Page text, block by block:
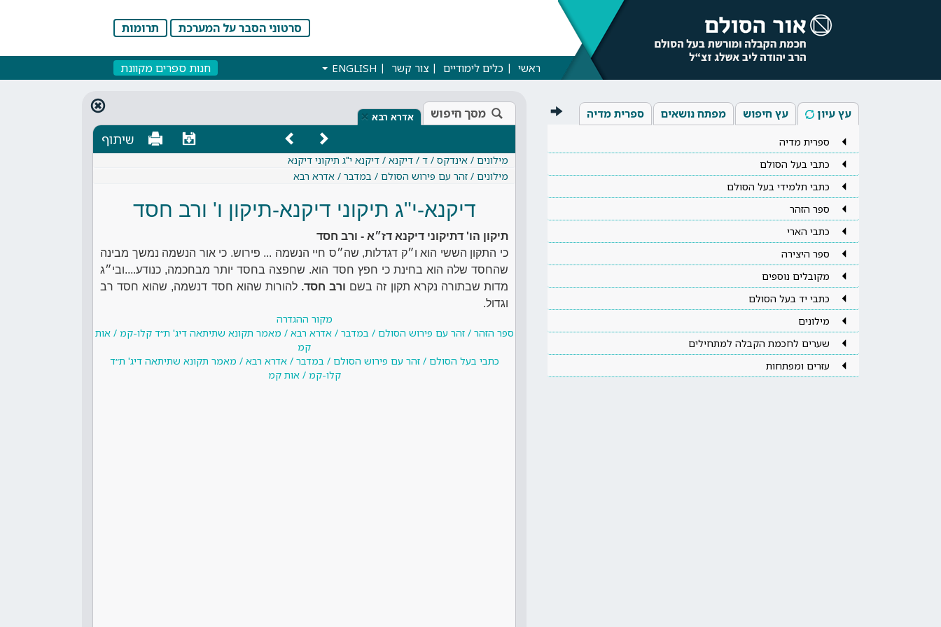
סרטוני הסבר על המערכת תרומות
ראשי כלים לימודיים צור קשר ENGLISH חנות ספרים מקוונת
עץ עיון עץ חיפוש מפתח נושאים ספרית מדיה
ספרית מדיה
כתבי בעל הסולם
כתבי תלמידי בעל הסולם
ספר הזהר
כתבי הארי
ספר היצירה
מקובלים נוספים
כתבי יד בעל הסולם
מילונים
שערים לחכמת הקבלה למתחילים
עזרים ומפתחות
מסך חיפוש אדרא רבא ×
שיתוף
מילונים / אינדקס / ד / דיקנא / דיקנא י"ג תיקוני דיקנא
מילונים / זהר עם פירוש הסולם / במדבר / אדרא רבא
דיקנא-י"ג תיקוני דיקנא-תיקון ו' ורב חסד
תיקון הו' דתיקוני דיקנא דז״א - ורב חסד
כי התקון הששי הוא ו״ק דגדלות, שה״ס חיי הנשמה ... פירוש. כי אור הנשמה נמשך מבינה
שהחסד שלה הוא בחינת כי חפץ חסד הוא. שחפצה בחסד יותר מבחכמה, כנודע....ובי״ג
מדות שבתורה נקרא תקון זה בשם ורב חסד. להורות שהוא חסד דנשמה, שהוא חסד רב
וגדול.
מקור ההגדרה
ספר הזהר / זהר עם פירוש הסולם / במדבר / אדרא רבא / מאמר תקונא שתיתאה דיג' ת״ד קלו-קמ / אות
קמ
כתבי בעל הסולם / זהר עם פירוש הסולם / במדבר / אדרא רבא / מאמר תקונא שתיתאה דיג' ת״ד
קלו-קמ / אות קמ